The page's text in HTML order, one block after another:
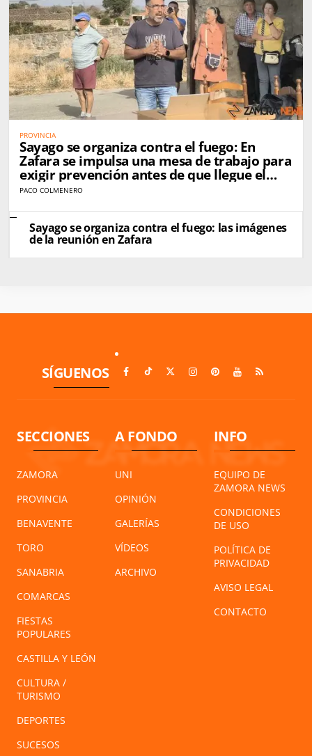
PROVINCIA
Sayago se organiza contra el fuego: En
Zafara se impulsa una mesa de trabajo para
exigir prevención antes de que llegue el
próximo incendio
PACO COLMENERO
Sayago se organiza contra el fuego: las imágenes
de la reunión en Zafara
SÍGUENOS
SECCIONES
ZAMORA
PROVINCIA
BENAVENTE
TORO
SANABRIA
COMARCAS
FIESTAS
POPULARES
CASTILLA Y LEÓN
CULTURA /
TURISMO
DEPORTES
SUCESOS
A FONDO
UNI
OPINIÓN
GALERÍAS
VÍDEOS
ARCHIVO
INFO
EQUIPO DE
ZAMORA NEWS
CONDICIONES
DE USO
POLÍTICA DE
PRIVACIDAD
AVISO LEGAL
CONTACTO